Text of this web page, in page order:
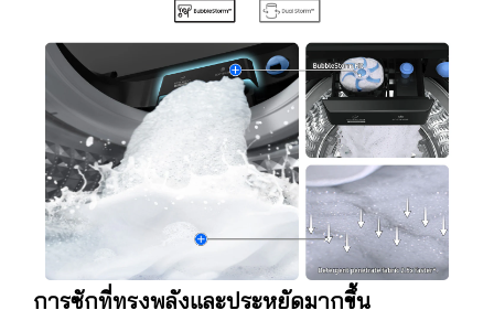
การซักที่ทรงพลังและประหยัดมากขึ้น